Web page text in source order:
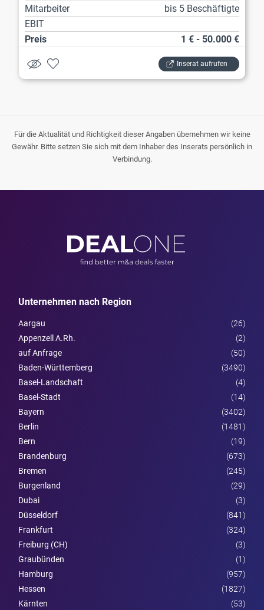
Mitarbeiter
bis 5 Beschäftigte
EBIT
Preis
1 € - 50.000 €
Inserat aufrufen
Für die Aktualität und Richtigkeit dieser Angaben übernehmen wir keine
Gewähr. Bitte setzen Sie sich mit dem Inhaber des Inserats persönlich in
Verbindung.
Unternehmen nach Region
Aargau
(26)
Appenzell A.Rh.
(2)
auf Anfrage
(50)
Baden-Württemberg
(3490)
Basel-Landschaft
(4)
Basel-Stadt
(14)
Bayern
(3402)
Berlin
(1481)
Bern
(19)
Brandenburg
(673)
Bremen
(245)
Burgen­land
(29)
Dubai
(3)
Düsseldorf
(841)
Frankfurt
(324)
Freiburg (CH)
(3)
Graubünden
(1)
Hamburg
(957)
Hessen
(1827)
Kärnten
(53)